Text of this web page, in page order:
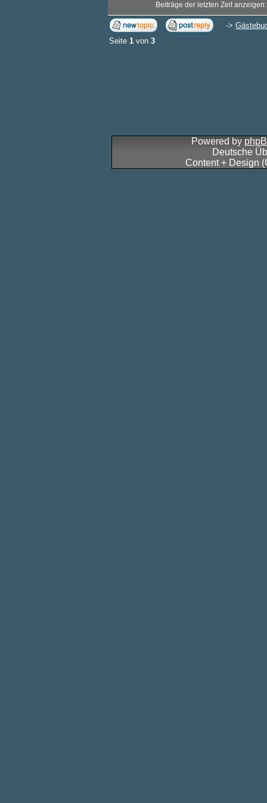
Beiträge der letzten Zeit
->
Seite 1 von 3
Powered by
Deutsche
Content + Design